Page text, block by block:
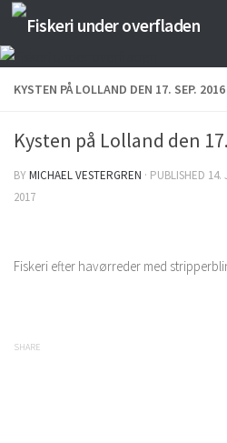
Skip to content
KYSTEN PÅ LOLLAND DEN 17. SEP. 2016
Kysten på Lolland den
BYMICHAEL VESTERGREN · PUBLISHED 14.
2017
Fiskeri efter havørreder med
SHARE